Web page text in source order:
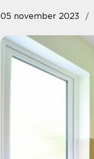
05 november 2023